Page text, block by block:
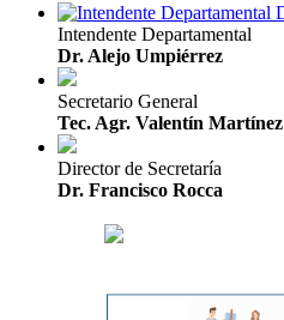
Intendente Departamental
Dr. Alejo Umpiérrez
Secretario General
Tec. Agr. Valentín Martínez
Director de Secretaría
Dr. Francisco Rocca